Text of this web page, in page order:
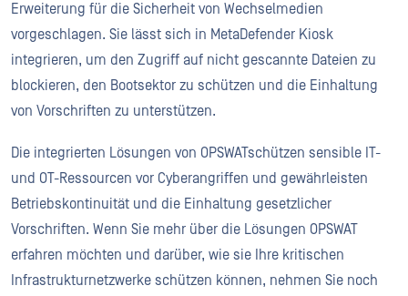
Erweiterung für die Sicherheit von Wechselmedien
vorgeschlagen. Sie lässt sich in MetaDefender Kiosk
integrieren, um den Zugriff auf nicht gescannte Dateien zu
blockieren, den Bootsektor zu schützen und die Einhaltung
von Vorschriften zu unterstützen.
Die integrierten Lösungen von OPSWATschützen sensible IT-
und OT-Ressourcen vor Cyberangriffen und gewährleisten
Betriebskontinuität und die Einhaltung gesetzlicher
Vorschriften. Wenn Sie mehr über die Lösungen OPSWAT
erfahren möchten und darüber, wie sie Ihre kritischen
Infrastrukturnetzwerke schützen können, nehmen Sie noch